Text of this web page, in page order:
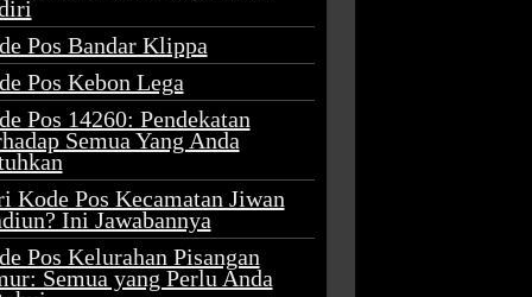
Pos Bandar Klippa
Pos Kebon Lega
Pos 14260: Pendekatan
Semua Yang Anda
Kode Pos Kecamatan Jiwan
Ini Jawabannya
Pos Kelurahan Pisangan
Semua yang Perlu Anda